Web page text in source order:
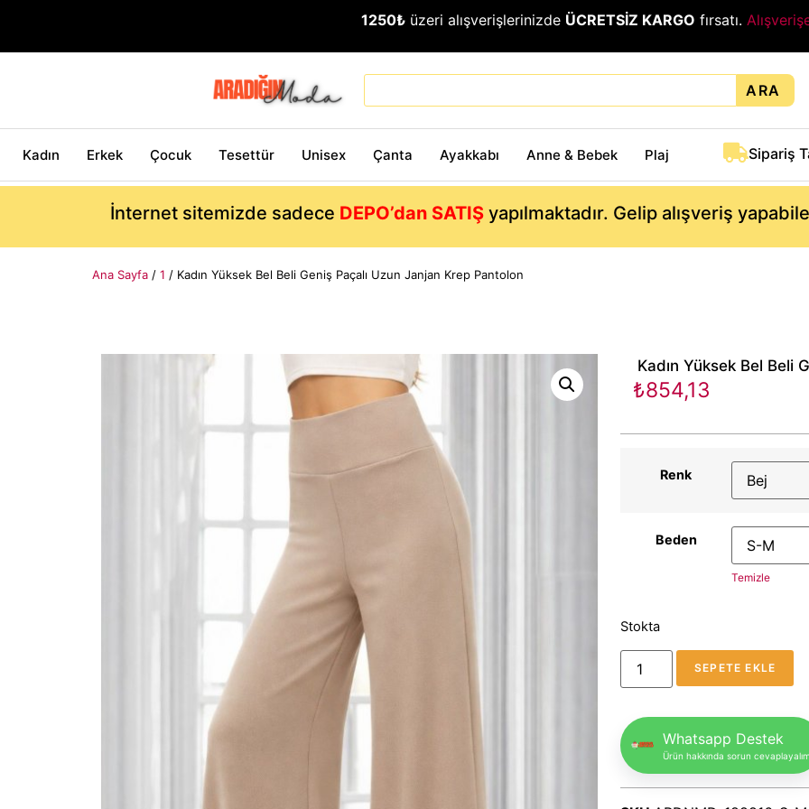
1250₺ üzeri alışverişlerinizde ÜCRETSİZ KARGO fırsatı.
ARA
Kadın Erkek Çocuk Tesettür Unisex Çanta Ayakkabı Anne & Bebek Plaj Sipariş
İnternet sitemizde sadece DEPO’dan SATIŞyapılmaktadır. Gelip alışveriş
Ana Sayfa / 1 / Kadın Yüksek Bel Beli Geniş Paçalı Uzun Janjan Krep Pantolon
Kadın Yüksek Bel Beli
₺854,13
Renk
Beden
Temizle
Stokta
SEPETE EKLE
Whatsapp Destek
Ürün hakkında sorun